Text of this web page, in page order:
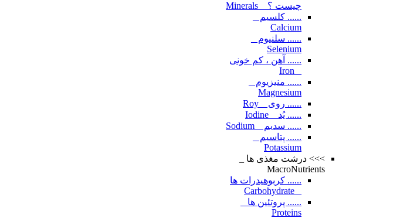
چیست ؟ _ Minerals
...... کلسیم _
Calcium
...... سلنیوم _
Selenium
...... آهن ، کم خونی
...... منیزیوم _
Magnesium
...... روی _ Roy
...... یُد _ Iodine
...... سدیم _ Sodium
...... پتاسیم _
Potassium
>>> درشت مغذی ها _
MacroNutrients
...... کربوهیدرات ها
...... پروتئین ها _
Proteins